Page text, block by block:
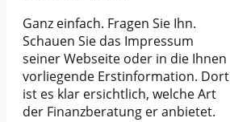
Ganz einfach. Fragen Sie Ihn.
Schauen Sie das Impressum
seiner Webseite oder in die Ihnen
vorliegende Erstinformation. Dort
ist es klar ersichtlich, welche Art
der Finanzberatung er anbietet.